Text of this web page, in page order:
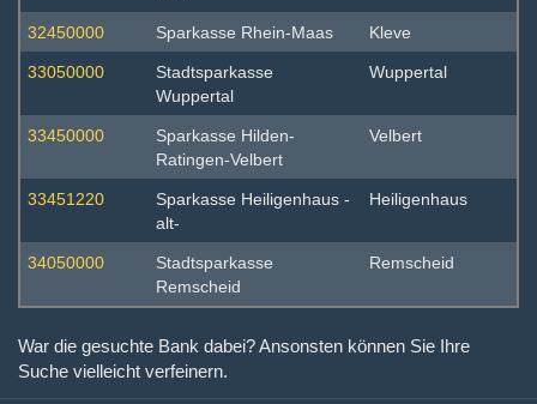
32450000 Sparkasse Rhein-Maas Kleve
33050000
Stadtsparkasse
Wuppertal
Wuppertal
33450000
Sparkasse Hilden-
Ratingen-Velbert
Velbert
33451220
Sparkasse Heiligenhaus -
alt-
Heiligenhaus
34050000
Stadtsparkasse
Remscheid
Remscheid
War die gesuchte Bank dabei? Ansonsten können Sie Ihre
Suche vielleicht verfeinern.